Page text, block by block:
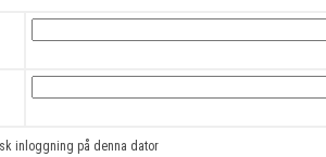
inloggning på denna dator